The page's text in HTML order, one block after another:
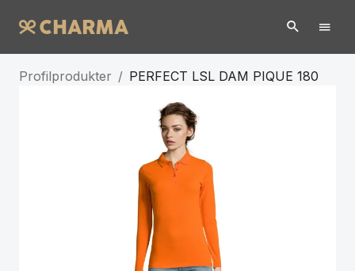
Profilprodukter / PERFECT LSL DAM PIQUE 180